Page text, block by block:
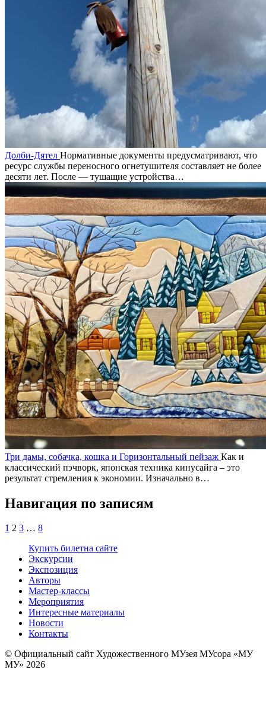
Долби-Дятел Нормативные документы предусматривают, что
ресурс службы переносного огнетушителя составляет не более
десяти лет. После — тушащие устройства…
Три дамы, собачка, кошка и Горизонтальный пейзаж Как и
классический пэчворк, японская техника кинусайга – это
результат стремления к экономии. Изначально в…
Навигация по записям
1 2 3 … 8
Купить билетна сайте
Экскурсии
Экспозиция
Авторы
Мастер-классы
Мероприятия
Интересные материалы
Новости
Контакты
© Официальный сайт Художественного МУзея МУсора «МУ
МУ» 2026